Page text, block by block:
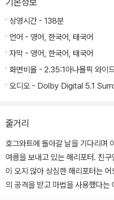
기본정보
상영시간 - 138분
언어 - 영어, 한국어, 태국어
자막 - 영어, 한국어, 태국어
화면비율 - 2.35:1아나몰픽 와이
오디오 - Dolby Digital 5.1
줄거리
호그와트에 돌아갈 날을 기다리며
여름을 보내고 있는 해리포터. 친
이 오지 않아 상심한 해리포터는
의 공격을 받고 마법을 사용했다는